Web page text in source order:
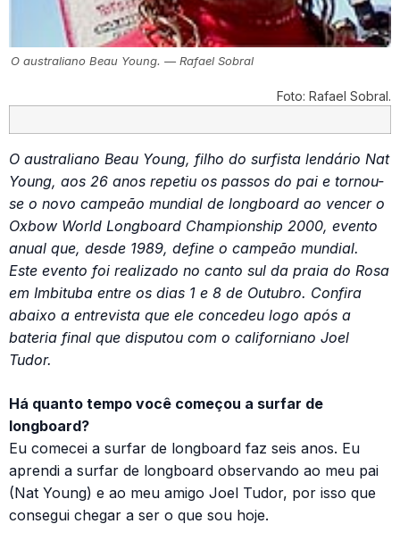
O australiano Beau Young. — Rafael Sobral
Foto: Rafael Sobral.
O australiano Beau Young, filho do surfista lendário Nat
Young, aos 26 anos repetiu os passos do pai e tornou-
se o novo campeão mundial de longboard ao vencer o
Oxbow World Longboard Championship 2000, evento
anual que, desde 1989, define o campeão mundial.
Este evento foi realizado no canto sul da praia do Rosa
em Imbituba entre os dias 1 e 8 de Outubro. Confira
abaixo a entrevista que ele concedeu logo após a
bateria final que disputou com o californiano Joel
Tudor.
Há quanto tempo você começou a surfar de
longboard?
Eu comecei a surfar de longboard faz seis anos. Eu
aprendi a surfar de longboard observando ao meu pai
(Nat Young) e ao meu amigo Joel Tudor, por isso que
consegui chegar a ser o que sou hoje.